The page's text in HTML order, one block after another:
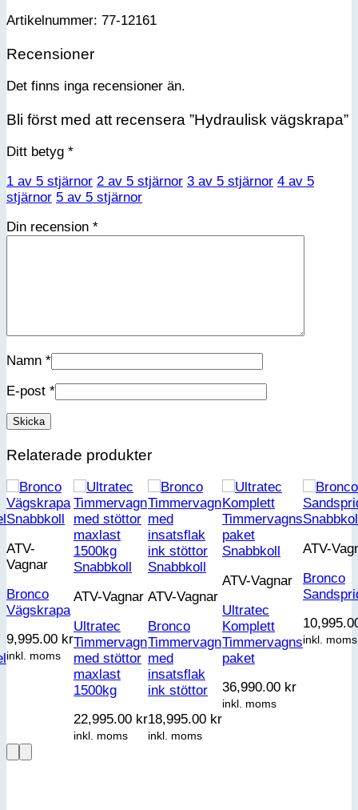
Artikelnummer: 77-12161
Recensioner
Det finns inga recensioner än.
Bli först med att recensera ”Hydraulisk vägskrapa”
Ditt betyg *
1 av 5 stjärnor 2 av 5 stjärnor 3 av 5 stjärnor 4 av 5
stjärnor 5 av 5 stjärnor
Din recension *
Namn *
E-post *
Relaterade produkter
Snabbkoll
ATV-
Vagnar
Bronco
Vägskrapa
9,995.00 kr
inkl. moms
Snabbkoll
ATV-Vagnar
Ultratec
Timmervagn
med stöttor
maxlast
1500kg
22,995.00 kr
inkl. moms
Snabbkoll
ATV-Vagnar
Bronco
Timmervagn
med
insatsflak
ink stöttor
18,995.00 kr
inkl. moms
Snabbkoll
ATV-Vagnar
Ultratec
Komplett
Timmervagns
paket
36,990.00 kr
inkl. moms
ATV-
Bronco
inkl. moms